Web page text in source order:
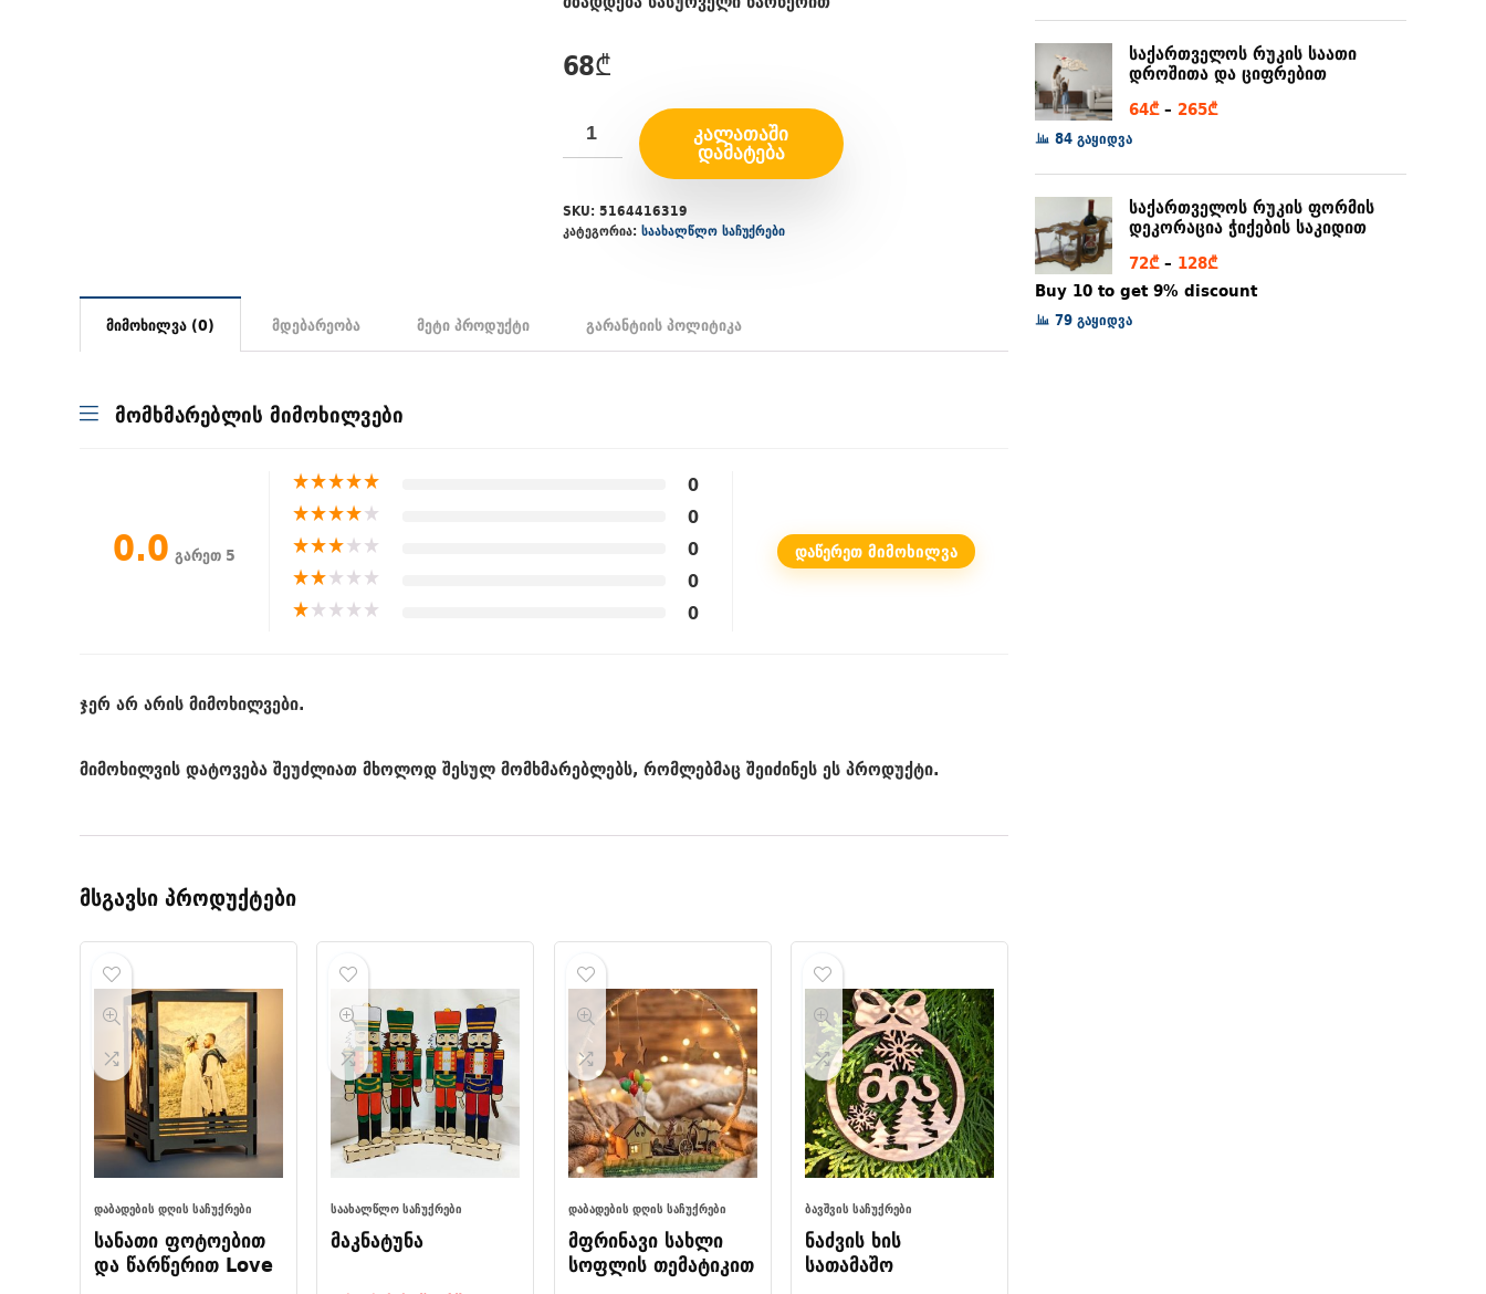
68₾
ᲙᲐᲚᲐᲗᲐᲨᲘ
ᲓᲐᲛᲐᲢᲔᲑᲐ
SKU: 5164416319
კატეგორია: საახალწლო საჩუქრები
მიმოხილვა (0) მდებარეობა მეტი პროდუქტი გარანტიის პოლიტიკა
მომხმარებლის მიმოხილვები
0.0 გარეთ 5
★★★★★ 0
★★★★★ 0
★★★★★ 0
★★★★★ 0
★★★★★ 0
ᲓᲐᲬᲔᲠᲔᲗ ᲛᲘᲛᲝᲮᲘᲚᲕᲐ
ჯერ არ არის მიმოხილვები.
მიმოხილვის დატოვება შეუძლიათ მხოლოდ შესულ მომხმარებლებს, რომლებმაც შეიძინეს ეს პროდუქტი.
მსგავსი პროდუქტები
ᲓᲐᲑᲐᲓᲔᲑᲘᲡ ᲓᲦᲘᲡ ᲡᲐᲩᲣᲥᲠᲔᲑᲘ
სანათი ფოტოებით
და წარწერით Love
ᲡᲐᲐᲮᲐᲚᲬᲚᲝ ᲡᲐᲩᲣᲥᲠᲔᲑᲘ
მაკნატუნა
ᲓᲐᲑᲐᲓᲔᲑᲘᲡ ᲓᲦᲘᲡ ᲡᲐᲩᲣᲥᲠᲔᲑᲘ
მფრინავი სახლი
სოფლის თემატიკით
ᲑᲐᲕᲨᲕᲘᲡ ᲡᲐᲩᲣᲥᲠᲔᲑᲘ
ნაძვის ხის
სათამაშო
through
97₾
საქართველოს რუკის საათი
დროშითა და ციფრებით
64₾ – 265₾Price
through
265₾
84 გაყიდვა
საქართველოს რუკის ფორმის
დეკორაცია ჭიქების საკიდით
72₾ – 128₾Price
range:
Buy 10 to get 9% discount
79 გაყიდვა